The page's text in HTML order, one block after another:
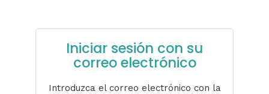
Iniciar sesión con su
correo electrónico
Introduzca el correo electrónico con la